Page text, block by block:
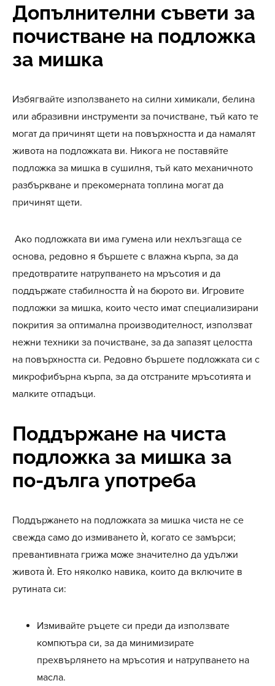
Допълнителни съвети за
почистване на подложка
за мишка
Избягвайте използването на силни химикали, белина
или абразивни инструменти за почистване, тъй като те
могат да причинят щети на повърхността и да намалят
живота на подложката ви. Никога не поставяйте
подложка за мишка в сушилня, тъй като механичното
разбъркване и прекомерната топлина могат да
причинят щети.
Ако подложката ви има гумена или нехлъзгаща се
основа, редовно я бършете с влажна кърпа, за да
предотвратите натрупването на мръсотия и да
поддържате стабилността ѝ на бюрото ви. Игровите
подложки за мишка, които често имат специализирани
покрития за оптимална производителност, използват
нежни техники за почистване, за да запазят целостта
на повърхността си. Редовно бършете подложката си с
микрофибърна кърпа, за да отстраните мръсотията и
малките отпадъци.
Поддържане на чиста
подложка за мишка за
по-дълга употреба
Поддържането на подложката за мишка чиста не се
свежда само до измиването ѝ, когато се замърси;
превантивната грижа може значително да удължи
живота ѝ. Ето няколко навика, които да включите в
рутината си:
Измивайте ръцете си преди да използвате
компютъра си, за да минимизирате
прехвърлянето на мръсотия и натрупването на
масла.